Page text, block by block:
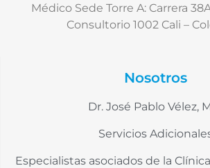
Médico Sede Torre A: Carrera
Consultorio 1002 Cali –
Nosotros
Dr. José Pablo Vélez,
Servicios
Especialistas asociados de la